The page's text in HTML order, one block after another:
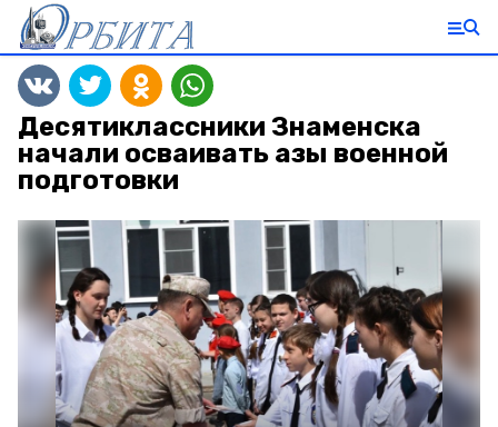
Десятиклассники Знаменска
начали осваивать азы военной
подготовки